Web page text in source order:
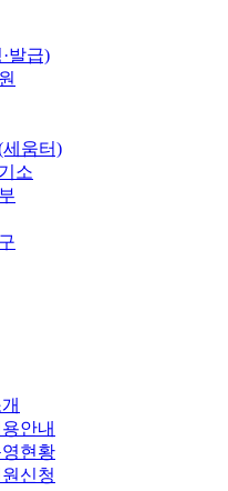
발급)
움터)
소
안내
현황
신청